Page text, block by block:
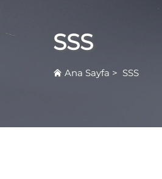
SSS
Ana Sayfa > SSS